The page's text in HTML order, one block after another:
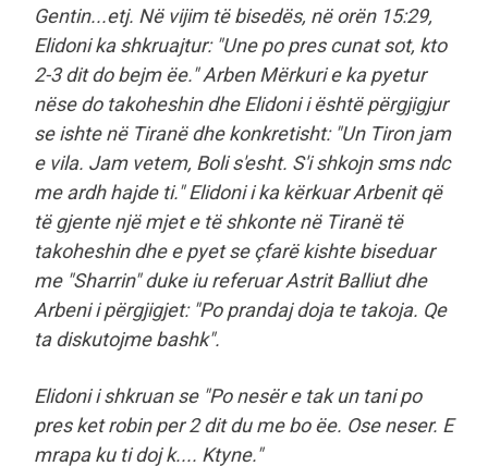
Gentin...etj. Në vijim të bisedës, në orën 15:29,
Elidoni ka shkruajtur: "Une po pres cunat sot, kto
2-3 dit do bejm ëe." Arben Mërkuri e ka pyetur
nëse do takoheshin dhe Elidoni i është përgjigjur
se ishte në Tiranë dhe konkretisht: "Un Tiron jam
e vila. Jam vetem, Boli s'esht. S'i shkojn sms ndc
me ardh hajde ti." Elidoni i ka kërkuar Arbenit që
të gjente një mjet e të shkonte në Tiranë të
takoheshin dhe e pyet se çfarë kishte biseduar
me "Sharrin" duke iu referuar Astrit Balliut dhe
Arbeni i përgjigjet: "Po prandaj doja te takoja. Qe
ta diskutojme bashk".
Elidoni i shkruan se "Po nesër e tak un tani po
pres ket robin per 2 dit du me bo ëe. Ose neser. E
mrapa ku ti doj k.... Ktyne."